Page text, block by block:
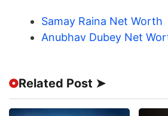
Samay Raina Net Worth
Anubhav Dubey Net
Related Post ➤